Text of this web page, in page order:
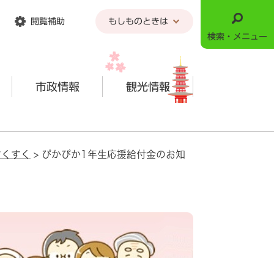
閲覧補助 もしものときは
市政情報 観光情報
検索・メニュー
すく > ぴかぴか1年生応援給付金のお知